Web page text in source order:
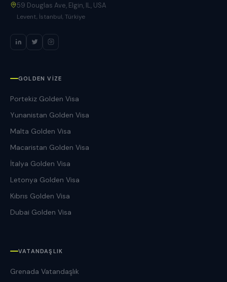
59 Douglas Ave, Elgin, IL, USA
Levent, İstanbul, Türkiye
GOLDEN VIZE
Portekiz Golden Visa
Yunanistan Golden Visa
Malta Golden Visa
Macaristan Golden Visa
İtalya Golden Visa
Letonya Golden Visa
Kıbrıs Golden Visa
Dubai Golden Visa
VATANDAŞLIK
Grenada Vatandaşlık